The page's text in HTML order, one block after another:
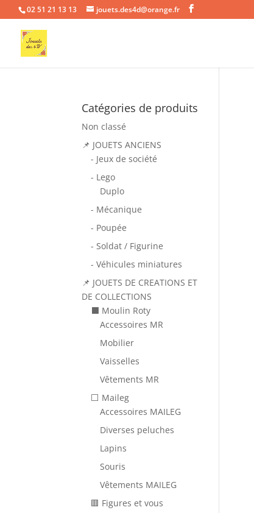
02 51 21 13 13 jouets.des4d@orange.fr
Catégories de produits
Non classé
📌 JOUETS ANCIENS
- Jeux de société
- Lego
Duplo
- Mécanique
- Poupée
- Soldat / Figurine
- Véhicules miniatures
📌 JOUETS DE CREATIONS ET
DE COLLECTIONS
⬛ Moulin Roty
Accessoires MR
Mobilier
Vaisselles
Vêtements MR
⬜ Maileg
Accessoires MAILEG
Diverses peluches
Lapins
Souris
Vêtements MAILEG
🟥 Figures et vous